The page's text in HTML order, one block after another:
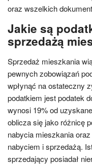
oraz wszelkich
Jakie są
sprzedażą
Sprzedaż mieszkania
pewnych zobowiązań
wpłynąć na ostateczny
podatkiem jest podatek
wynosi 19% od
oblicza się jako różnicę
nabycia mieszkania
nabyciem i sprzedażą.
sprzedający posiadał